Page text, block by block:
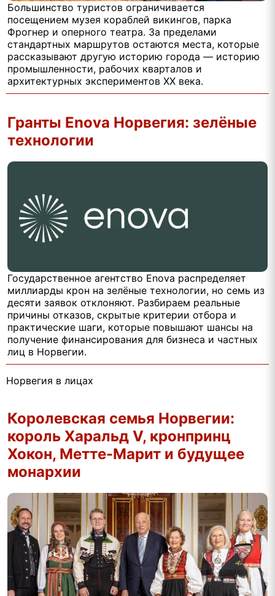
Большинство туристов ограничивается
посещением музея кораблей викингов, парка
Фрогнер и оперного театра. За пределами
стандартных маршрутов остаются места, которые
рассказывают другую историю города — историю
промышленности, рабочих кварталов и
архитектурных экспериментов XX века.
Гранты Enova Норвегия: зелёные
технологии
Государственное агентство Enova распределяет
миллиарды крон на зелёные технологии, но семь из
десяти заявок отклоняют. Разбираем реальные
причины отказов, скрытые критерии отбора и
практические шаги, которые повышают шансы на
получение финансирования для бизнеса и частных
лиц в Норвегии.
Норвегия в лицах
Королевская семья Норвегии:
король Харальд V, кронпринц
Хокон, Метте-Марит и будущее
монархии